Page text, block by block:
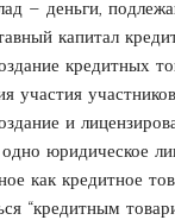
– деньги,
капитал
кредитных
участия
и
юридическое
как кредитное
“кредитным